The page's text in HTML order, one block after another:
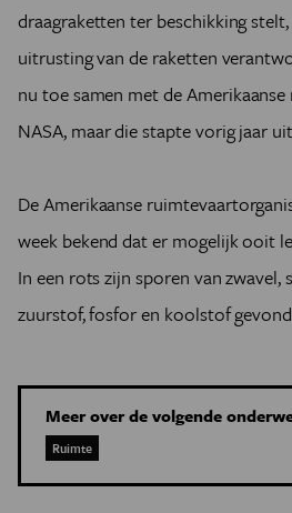
draagraketten ter beschikking
uitrusting van de raketten
nu toe samen met de
NASA, maar die stapte vorig jaar
De Amerikaanse
week bekend dat er mogelijk ooit
In een rots zijn sporen van
zuurstof, fosfor en koolstof
Meer over de volgende
Ruimte